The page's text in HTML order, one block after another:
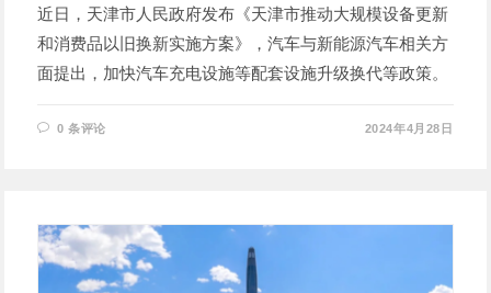
近日，天津市人民政府发布《天津市推动大规模设备更新
和消费品以旧换新实施方案》，汽车与新能源汽车相关方
面提出，加快汽车充电设施等配套设施升级换代等政策。
0 条评论 2024年4月28日